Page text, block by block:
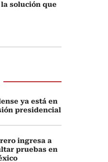
la solución que
ya está en
presidencial
ingresa a
pruebas en